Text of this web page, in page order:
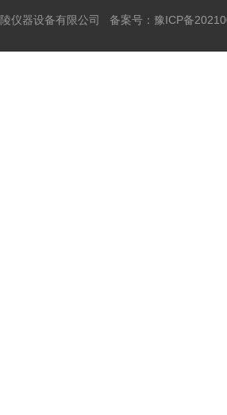
仪器设备有限公司 备案号： 豫ICP备